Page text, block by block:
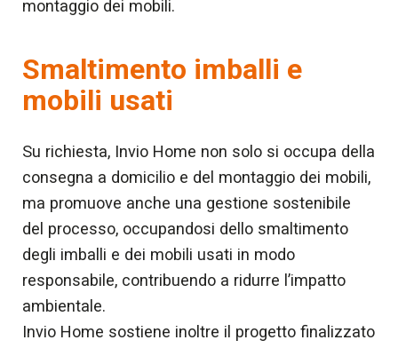
montaggio dei mobili.
Smaltimento imballi e
mobili usati
Su richiesta, Invio Home non solo si occupa della
consegna a domicilio e del montaggio dei mobili,
ma promuove anche una gestione sostenibile
del processo, occupandosi dello smaltimento
degli imballi e dei mobili usati in modo
responsabile, contribuendo a ridurre l’impatto
ambientale.
Invio Home sostiene inoltre il progetto finalizzato